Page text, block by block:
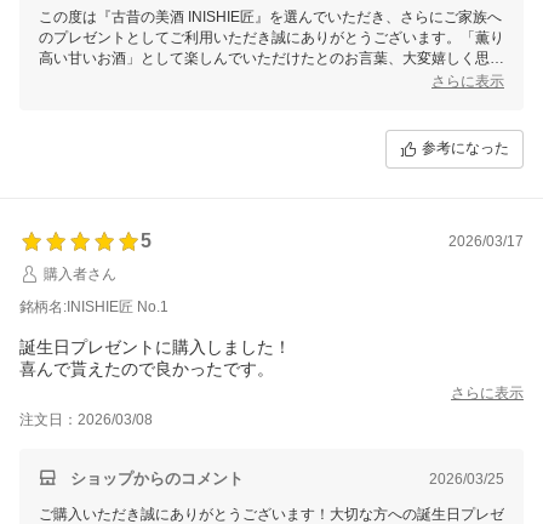
この度は『古昔の美酒 INISHIE匠』を選んでいただき、さらにご家族へ
のプレゼントとしてご利用いただき誠にありがとうございます。「薫り
高い甘いお酒」として楽しんでいただけたとのお言葉、大変嬉しく思い
さらに表示
参考になった
5
2026/03/17
購入者さん
銘柄名:INISHIE匠 No.1
誕生日プレゼントに購入しました！
喜んで貰えたので良かったです。
さらに表示
注文日：2026/03/08
ショップからのコメント 2026/03/25
ご購入いただき誠にありがとうございます！大切な方への誕生日プレゼ